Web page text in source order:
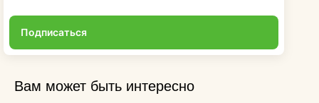
Подписаться
Вам может быть интересно